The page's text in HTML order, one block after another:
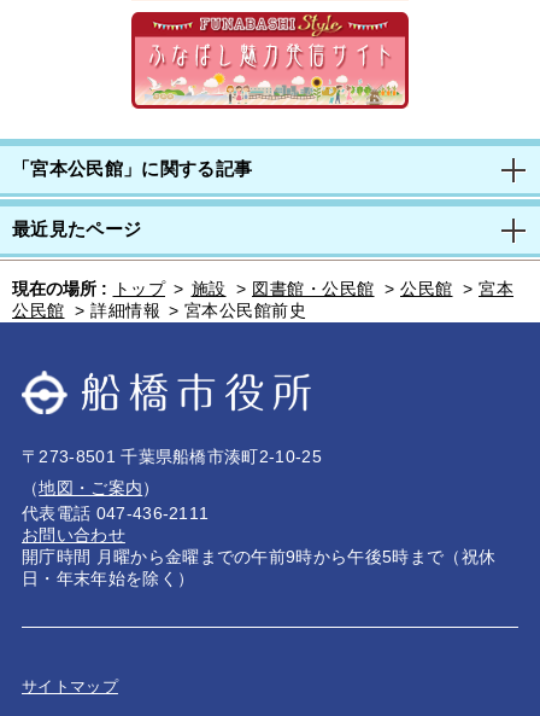
「宮本公民館」に関する記事
最近見たページ
現在の場所 : トップ > 施設 > 図書館・公民館 > 公民館 > 宮本
公民館 > 詳細情報 > 宮本公民館前史
〒273-8501 千葉県船橋市湊町2-10-25
（地図・ご案内）
代表電話 047-436-2111
お問い合わせ
開庁時間 月曜から金曜までの午前9時から午後5時まで（祝休
日・年末年始を除く）
サイトマップ